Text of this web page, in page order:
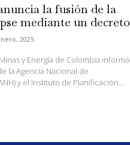
la fusión de la
mediante un decreto
2025
y Energía de Colombia informó
la Agencia Nacional de
y el Instituto de Planificación...